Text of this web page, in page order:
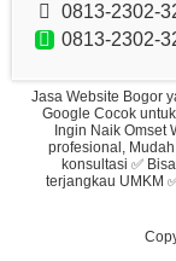
0813-2302-
0813-2302-
Jasa Website Bogor
Google Cocok
Ingin Naik Omset
profesional,
konsultasi ✅
terjangkau UMKM